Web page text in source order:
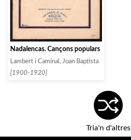
Nadalencas. Cançons populars
Lambert i Caminal, Joan Baptista
[1900-1920]
Tria'n d'altres